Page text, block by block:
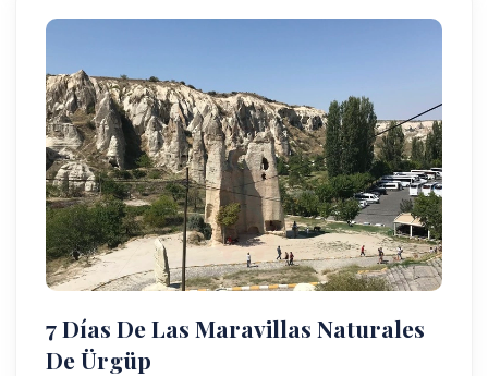
7 Días De Las Maravillas Naturales
De Ürgüp